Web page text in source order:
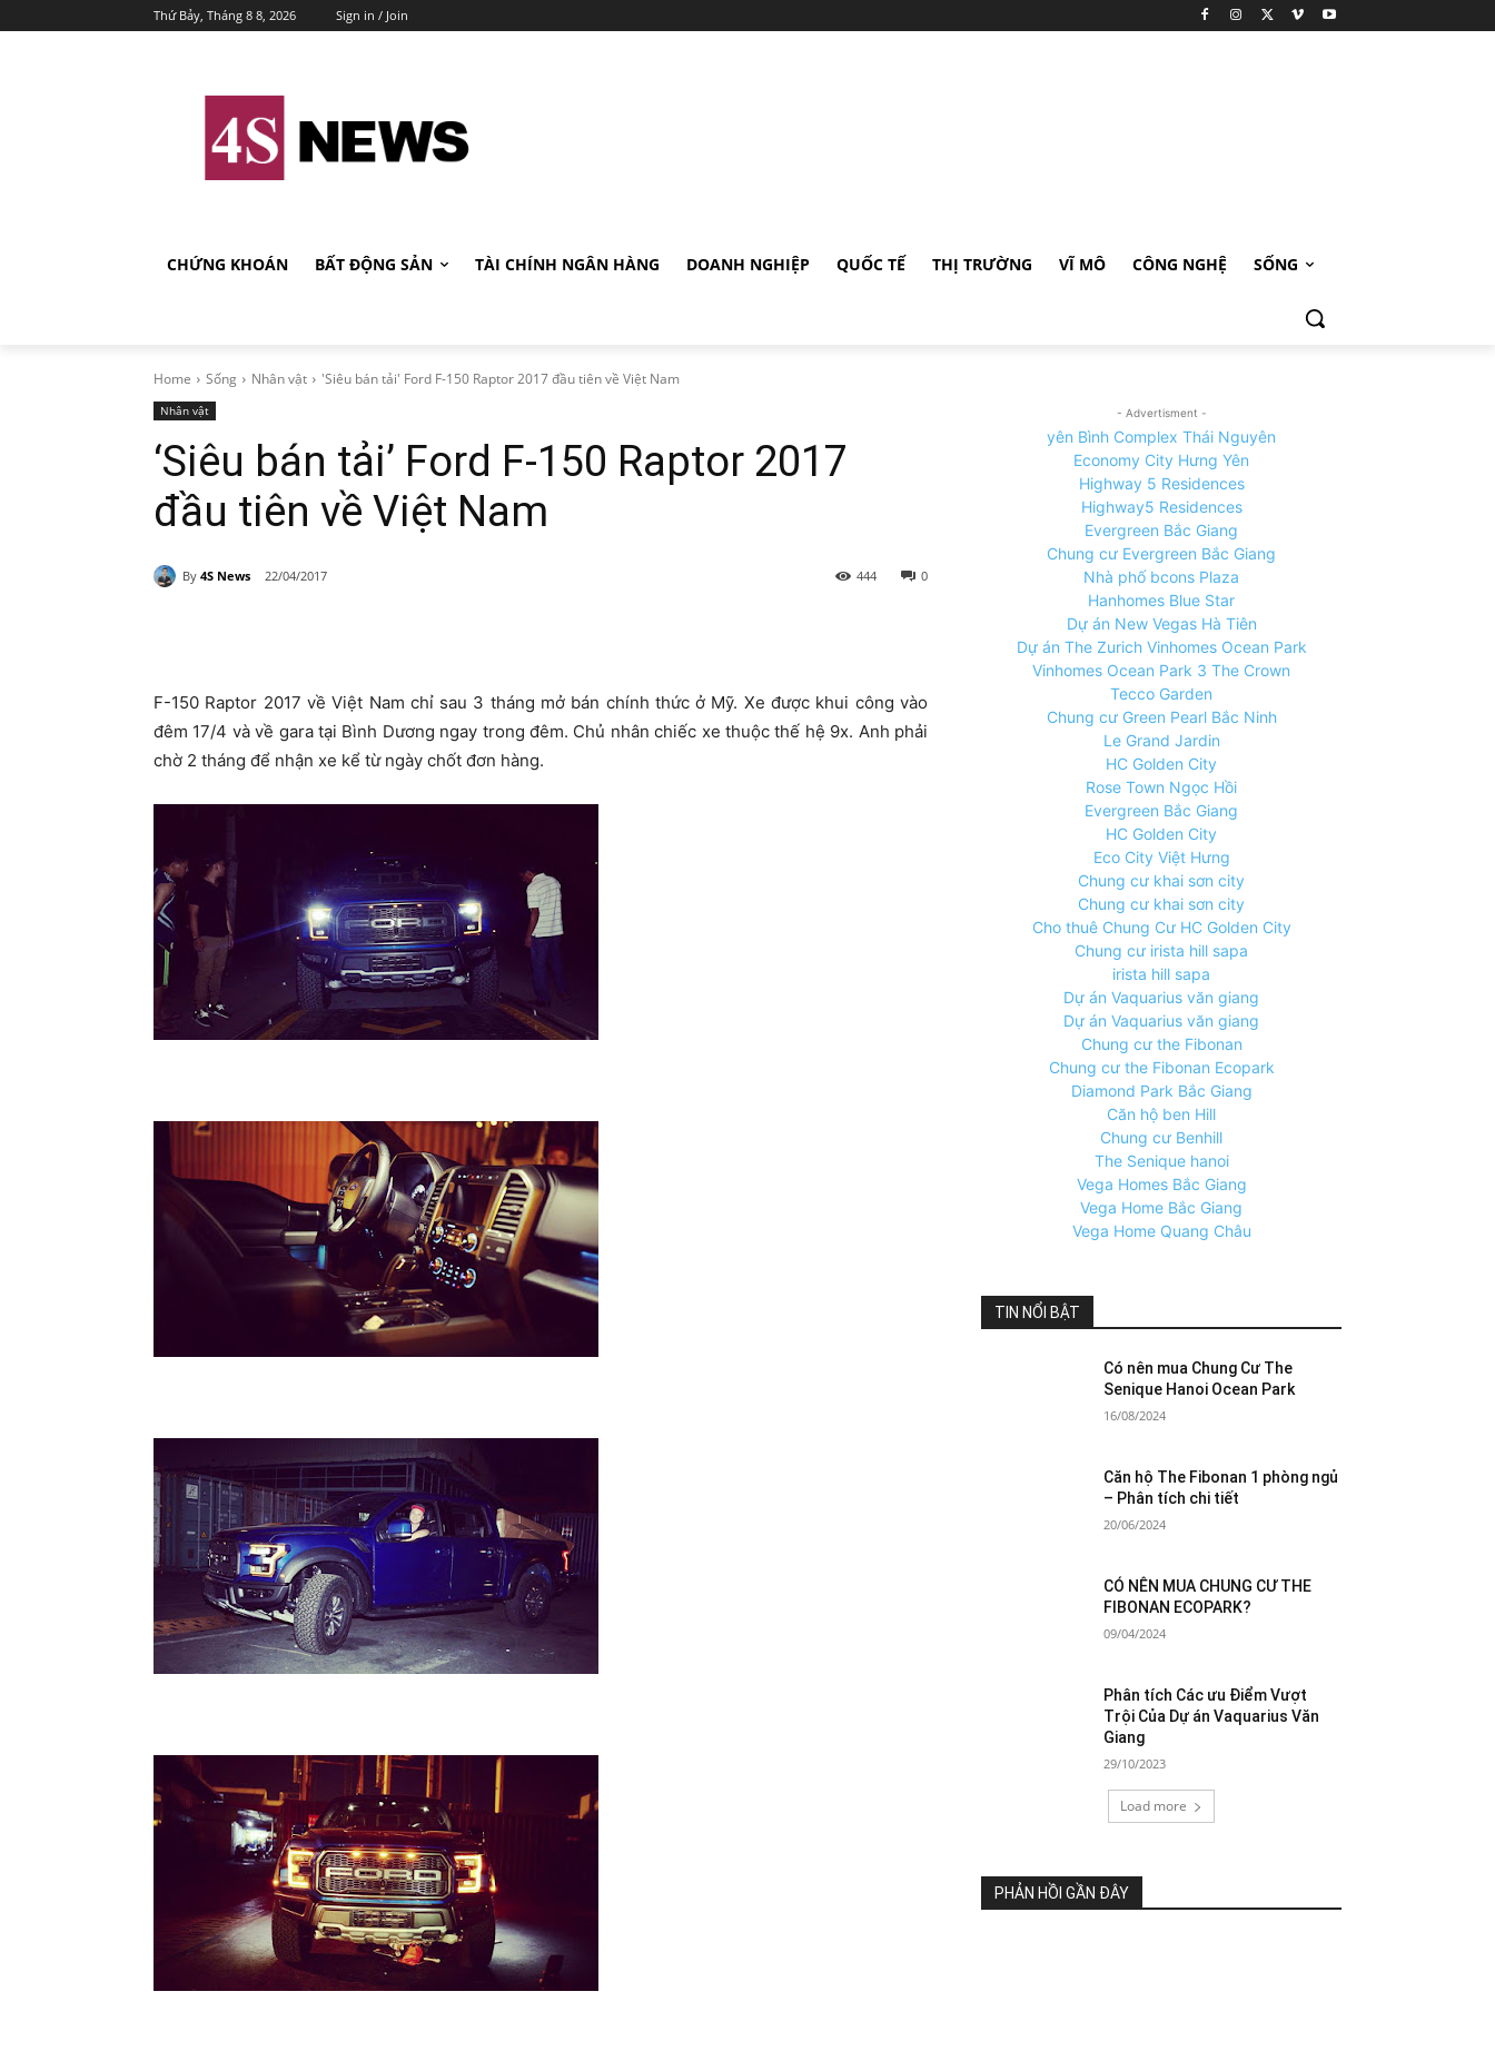
Thứ Bảy, Tháng 8 8, 2026 Sign in / Join
CHỨNG KHOÁN BẤT ĐỘNG SẢN TÀI CHÍNH NGÂN HÀNG DOANH NGHIỆP QUỐC TẾ THỊ TRƯỜNG VĨ MÔ CÔNG NGHỆ SỐNG
Home Sống Nhân vật 'Siêu bán tải' Ford F-150 Raptor 2017 đầu tiên về Việt Nam
Nhân vật
‘Siêu bán tải’ Ford F-150 Raptor 2017
đầu tiên về Việt Nam
By 4S News 22/04/2017 0
444
F-150 Raptor 2017 về Việt Nam chỉ sau 3 tháng mở bán chính thức ở Mỹ. Xe được khui công vào
đêm 17/4 và về gara tại Bình Dương ngay trong đêm. Chủ nhân chiếc xe thuộc thế hệ 9x. Anh phải
chờ 2 tháng để nhận xe kể từ ngày chốt đơn hàng.
- Advertisment -
yên Bình Complex Thái Nguyên
Economy City Hưng Yên
Highway 5 Residences
Highway5 Residences
Evergreen Bắc Giang
Chung cư Evergreen Bắc Giang
Nhà phố bcons Plaza
Hanhomes Blue Star
Dự án New Vegas Hà Tiên
Dự án The Zurich Vinhomes Ocean Park
Vinhomes Ocean Park 3 The Crown
Tecco Garden
Chung cư Green Pearl Bắc Ninh
Le Grand Jardin
HC Golden City
Rose Town Ngọc Hồi
Evergreen Bắc Giang
HC Golden City
Eco City Việt Hưng
Chung cư khai sơn city
Chung cư khai sơn city
Cho thuê Chung Cư HC Golden City
Chung cư irista hill sapa
irista hill sapa
Dự án Vaquarius văn giang
Dự án Vaquarius văn giang
Chung cư the Fibonan
Chung cư the Fibonan Ecopark
Diamond Park Bắc Giang
Căn hộ ben Hill
Chung cư Benhill
The Senique hanoi
Vega Homes Bắc Giang
Vega Home Bắc Giang
Vega Home Quang Châu
TIN NỔI BẬT
Có nên mua Chung Cư The
Senique Hanoi Ocean Park
16/08/2024
Căn hộ The Fibonan 1 phòng ngủ
– Phân tích chi tiết
20/06/2024
CÓ NÊN MUA CHUNG CƯ THE
FIBONAN ECOPARK?
09/04/2024
Phân tích Các ưu Điểm Vượt
Trội Của Dự án Vaquarius Văn
Giang
29/10/2023
Load more
PHẢN HỒI GẦN ĐÂY